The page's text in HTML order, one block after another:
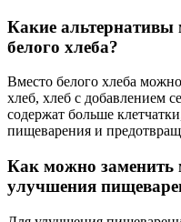
Какие альтернативы
белого хлеба?
Вместо белого хлеба
хлеб, хлеб с добавлением
содержат больше
пищеварения и
Как можно заменить
улучшения